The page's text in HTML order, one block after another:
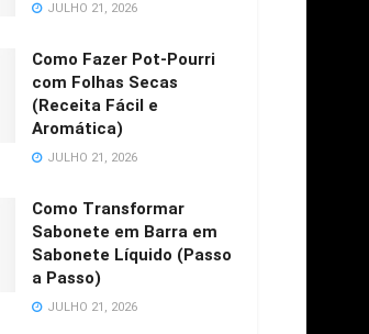
JULHO 21, 2026
Como Fazer Pot-Pourri
com Folhas Secas
(Receita Fácil e
Aromática)
JULHO 21, 2026
Como Transformar
Sabonete em Barra em
Sabonete Líquido (Passo
a Passo)
JULHO 21, 2026